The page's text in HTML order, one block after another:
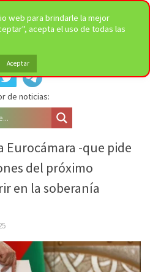
de noticias:
Eurocámara -que pide
del próximo
en la soberanía
web para brindarle la mejor
acepta el uso de todas las
Aceptar